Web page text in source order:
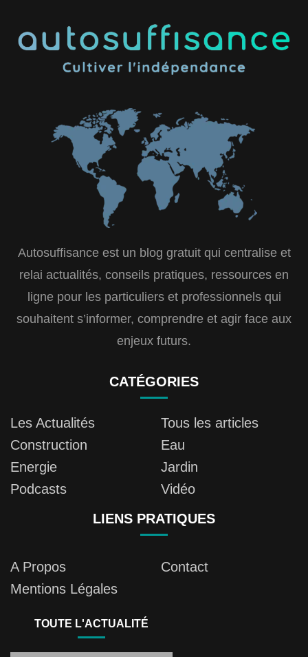
Autosuffisance est un blog gratuit qui centralise et
relai actualités, conseils pratiques, ressources en
ligne pour les particuliers et professionnels qui
souhaitent s’informer, comprendre et agir face aux
enjeux futurs.
CATÉGORIES
Les Actualités
Tous les articles
Construction
Eau
Energie
Jardin
Podcasts
Vidéo
LIENS PRATIQUES
A Propos
Contact
Mentions Légales
TOUTE L'ACTUALITÉ